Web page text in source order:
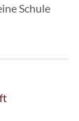
Schule